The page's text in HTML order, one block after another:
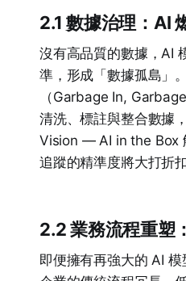
2.1 數據治理：AI
沒有高品質的數據，AI
準，形成「數據孤島」
（Garbage In,
清洗、標註與整合數據
Vision — AI in the Box
追蹤的精準度將大打折扣
2.2 業務流程重塑
即便擁有再強大的 AI